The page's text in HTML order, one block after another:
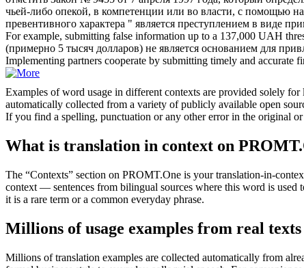
чьей-либо опекой, в компетенции или во власти, с помощью
превентивного характера " является преступлением в виде
For example, submitting false information up to a 137,000 UAH
(примерно 5 тысяч долларов) не является основанием для
Implementing partners cooperate by submitting timely and accurate
Examples of word usage in different contexts are provided solely
automatically collected from a variety of publicly available open
If you find a spelling, punctuation or any other error in the original
What is translation in context on
The “Contexts” section on PROMT.One is your translation-in-
context — sentences from bilingual sources where this word is used
it is a rare term or a common everyday phrase.
Millions of usage examples from real texts
Millions of translation examples are collected automatically from